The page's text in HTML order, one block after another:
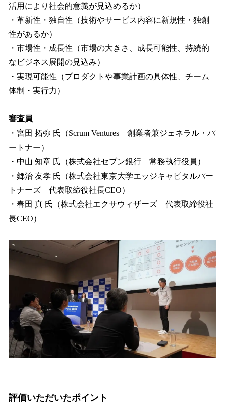
活用により社会的意義が見込めるか）
・革新性・独自性（技術やサービス内容に新規性・独創
性があるか）
・市場性・成長性（市場の大きさ、成長可能性、持続的
なビジネス展開の見込み）
・実現可能性（プロダクトや事業計画の具体性、チーム
体制・実行力）
審査員
・宮田 拓弥 氏（Scrum Ventures 創業者兼ジェネラル・パ
ートナー）
・中山 知章 氏（株式会社セブン銀行 常務執行役員）
・郷治 友孝 氏（株式会社東京大学エッジキャピタルパー
トナーズ 代表取締役社長CEO）
・春田 真 氏（株式会社エクサウィザーズ 代表取締役社
長CEO）
評価いただいたポイント